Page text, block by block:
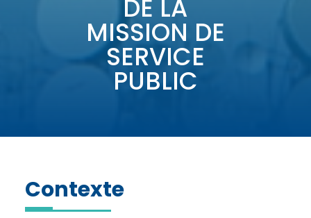
DE LA
MISSION DE
SERVICE
PUBLIC
Contexte